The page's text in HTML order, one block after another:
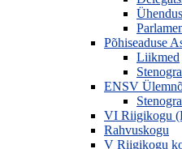
Põhiseaduse
Liikmed
ENSV
VI Riigikogu
Rahvuskogu
V Riigikogu